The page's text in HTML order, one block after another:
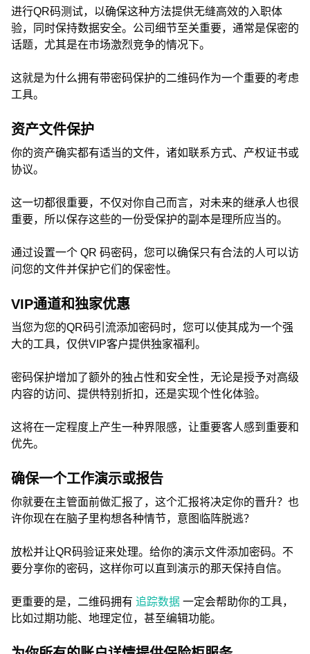
进行QR码测试，以确保这种方法提供无缝高效的入职体
验，同时保持数据安全。公司细节至关重要，通常是保密的
话题，尤其是在市场激烈竞争的情况下。
这就是为什么拥有带密码保护的二维码作为一个重要的考虑
工具。
资产文件保护
你的资产确实都有适当的文件，诸如联系方式、产权证书或
协议。
这一切都很重要，不仅对你自己而言，对未来的继承人也很
重要，所以保存这些的一份受保护的副本是理所应当的。
通过设置一个 QR 码密码，您可以确保只有合法的人可以访
问您的文件并保护它们的保密性。
VIP通道和独家优惠
当您为您的QR码引流添加密码时，您可以使其成为一个强
大的工具，仅供VIP客户提供独家福利。
密码保护增加了额外的独占性和安全性，无论是授予对高级
内容的访问、提供特别折扣，还是实现个性化体验。
这将在一定程度上产生一种界限感，让重要客人感到重要和
优先。
确保一个工作演示或报告
你就要在主管面前做汇报了，这个汇报将决定你的晋升？也
许你现在在脑子里构想各种情节，意图临阵脱逃？
放松并让QR码验证来处理。给你的演示文件添加密码。不
要分享你的密码，这样你可以直到演示的那天保持自信。
更重要的是，二维码拥有 追踪数据 一定会帮助你的工具，
比如过期功能、地理定位，甚至编辑功能。